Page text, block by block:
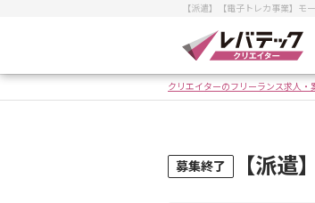
【派遣】【電子トレカ事業】モ
クリエイターのフリーランス求人・
募集終了 【派